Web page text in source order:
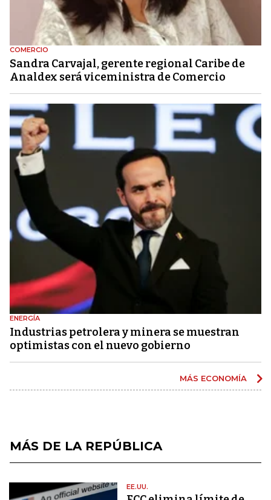
COMERCIO
Sandra Carvajal, gerente regional Caribe de
Analdex será viceministra de Comercio
ENERGÍA
Industrias petrolera y minera se muestran
optimistas con el nuevo gobierno
MÁS ECONOMÍA
MÁS DE LA REPÚBLICA
EE.UU.